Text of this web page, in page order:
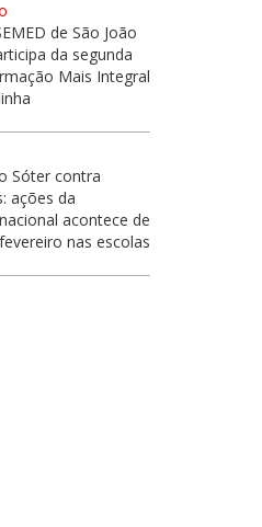
de São João
da segunda
Mais Integral
Sóter contra
ações da
acontece de
nas escolas